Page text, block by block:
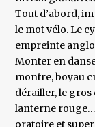
Tout d’abord,
le mot vélo. Le
empreinte
Monter en
montre, boyau
dérailler, le gros
lanterne rouge…
oratoire et